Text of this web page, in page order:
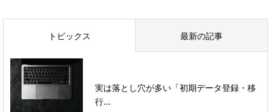
トピックス 最新の記事
実は落とし穴が多い「初期データ登録・移
行...